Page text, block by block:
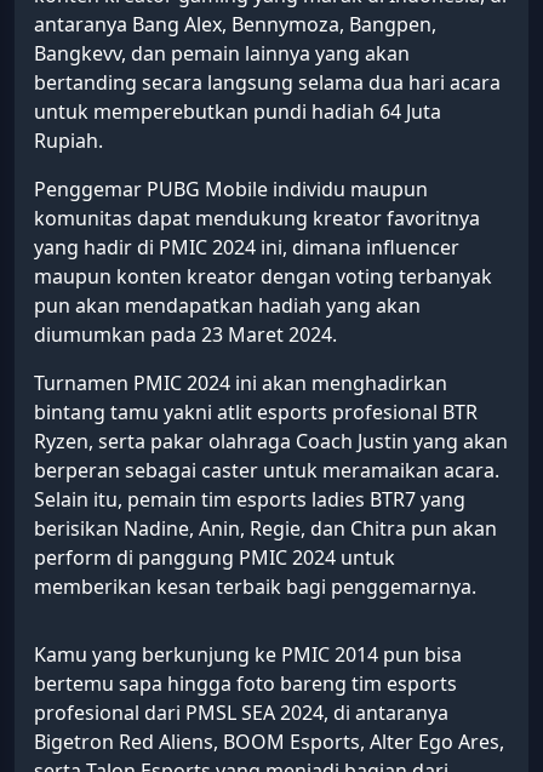
antaranya Bang Alex, Bennymoza, Bangpen,
Bangkevv, dan pemain lainnya yang akan
bertanding secara langsung selama dua hari acara
untuk memperebutkan pundi hadiah 64 Juta
Rupiah.
Penggemar PUBG Mobile individu maupun
komunitas dapat mendukung kreator favoritnya
yang hadir di PMIC 2024 ini, dimana influencer
maupun konten kreator dengan voting terbanyak
pun akan mendapatkan hadiah yang akan
diumumkan pada 23 Maret 2024.
Turnamen PMIC 2024 ini akan menghadirkan
bintang tamu yakni atlit esports profesional BTR
Ryzen, serta pakar olahraga Coach Justin yang akan
berperan sebagai caster untuk meramaikan acara.
Selain itu, pemain tim esports ladies BTR7 yang
berisikan Nadine, Anin, Regie, dan Chitra pun akan
perform di panggung PMIC 2024 untuk
memberikan kesan terbaik bagi penggemarnya.
Kamu yang berkunjung ke PMIC 2014 pun bisa
bertemu sapa hingga foto bareng tim esports
profesional dari PMSL SEA 2024, di antaranya
Bigetron Red Aliens, BOOM Esports, Alter Ego Ares,